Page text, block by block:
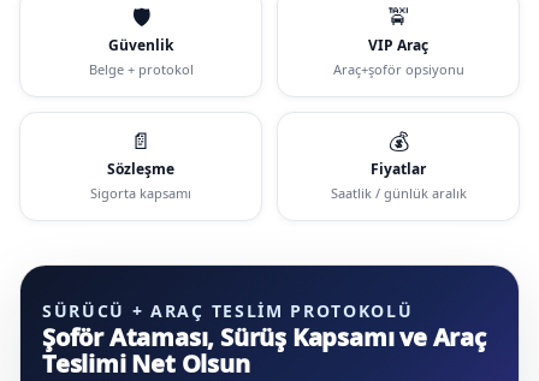
🛡️
Güvenlik
Belge + protokol
🚖
VIP Araç
Araç+şoför opsiyonu
📄
Sözleşme
Sigorta kapsamı
💰
Fiyatlar
Saatlik / günlük aralık
SÜRÜCÜ + ARAÇ TESLIM PROTOKOLÜ
Şoför Ataması, Sürüş Kapsamı ve Araç
Teslimi Net Olsun